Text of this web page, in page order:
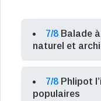
7/8 Balade
naturel et
7/8 Phlipot
populaires